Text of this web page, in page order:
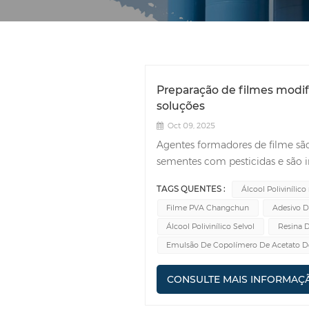
Preparação de filmes
soluções
Oct 09, 2025
Agentes formadores de filme
sementes com pesticidas e são
revestimentos de sementes
distinguindo-os de outras
emulsões. A principal função
sementes é aderir o
água para resistir a condições
passar um pouco de água para
TAGS QUENTES : Álcool Polivinílico
Filme PVA Changchun
Adesivo
Álcool Polivinílico Selvol
Resina
Emulsão De Copolímero De Acetato
CONSULTE MAIS